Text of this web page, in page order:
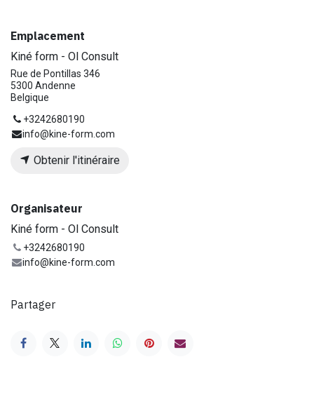
Emplacement
Kiné form - Ol Consult
Rue de Pontillas 346
5300 Andenne
Belgique
+3242680190
info@kine-form.com
Obtenir l'itinéraire
Organisateur
Kiné form - Ol Consult
+3242680190
info@kine-form.com
Partager